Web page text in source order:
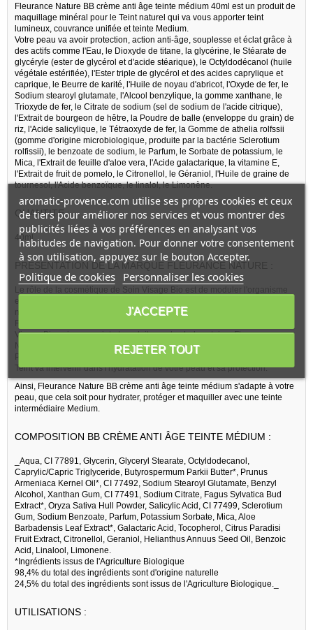
Fleurance Nature BB crème anti âge teinte médium 40ml est un produit de
maquillage minéral pour le Teint naturel qui va vous apporter teint
lumineux, couvrance unifiée et teinte Medium.
Votre peau va avoir protection, action anti-âge, souplesse et éclat grâce à
des actifs comme l'Eau, le Dioxyde de titane, la glycérine, le Stéarate de
glycéryle (ester de glycérol et d'acide stéarique), le Octyldodécanol (huile
végétale estérifiée), l'Ester triple de glycérol et des acides caprylique et
caprique, le Beurre de karité, l'Huile de noyau d'abricot, l'Oxyde de fer, le
Sodium stearoyl glutamate, l'Alcool benzylique, la gomme xanthane, le
Trioxyde de fer, le Citrate de sodium (sel de sodium de l'acide citrique),
l'Extrait de bourgeon de hêtre, la Poudre de balle (enveloppe du grain) de
riz, l'Acide salicylique, le Tétraoxyde de fer, la Gomme de athelia rolfssii
(gomme d'origine microbiologique, produite par la bactérie Sclerotium
rolfissii), le benzoate de sodium, le Parfum, le Sorbate de potassium, le
Mica, l'Extrait de feuille d'aloe vera, l'Acide galactarique, la vitamine E,
l'Extrait de fruit de pomelo, le Citronellol, le Géraniol, l'Huile de graine de
tournesol, l'Acide benzoïque, le linalol, le Limonène.
QUANTITE :
40ml
PRESENTATION DE LA MARQUE FLEURANCE NATURE :
Le rôle de la cosmétique de Soin Visage Bio est de moduler l'organisme
Fleurance Nature est la marque de référence de la cosmétique de Soin
Visage Bio, mise au point et produite par les Laboratoires Fleurance
Nature, sis en France.
Pour votre beauté quotidienne, ce produit de maquillage minéral pour le
Teint va intervenir dans l'hydratation de votre peau et sa protection.
Ainsi, Fleurance Nature BB crème anti âge teinte médium s'adapte à votre
peau, que cela soit pour hydrater, protéger et maquiller avec une teinte
intermédiaire Medium.
COMPOSITION BB CRÈME ANTI ÂGE TEINTE MÉDIUM :
_Aqua, CI 77891, Glycerin, Glyceryl Stearate, Octyldodecanol,
Caprylic/Capric Triglyceride, Butyrospermum Parkii Butter*, Prunus
Armeniaca Kernel Oil*, CI 77492, Sodium Stearoyl Glutamate, Benzyl
Alcohol, Xanthan Gum, CI 77491, Sodium Citrate, Fagus Sylvatica Bud
Extract*, Oryza Sativa Hull Powder, Salicylic Acid, CI 77499, Sclerotium
Gum, Sodium Benzoate, Parfum, Potassium Sorbate, Mica, Aloe
Barbadensis Leaf Extract*, Galactaric Acid, Tocopherol, Citrus Paradisi
Fruit Extract, Citronellol, Geraniol, Helianthus Annuus Seed Oil, Benzoic
Acid, Linalool, Limonene.
*Ingrédients issus de l'Agriculture Biologique
98,4% du total des ingrédients sont d'origine naturelle
24,5% du total des ingrédients sont issus de l'Agriculture Biologique._
UTILISATIONS :
aromatic-provence.com utilise ses propres cookies et ceux
de tiers pour améliorer nos services et vous montrer des
publicités liées à vos préférences en analysant vos
habitudes de navigation. Pour donner votre consentement
à son utilisation, appuyez sur le bouton Accepter.
Politique de cookies Personnaliser les cookies
REJETER TOUT
J'ACCEPTE